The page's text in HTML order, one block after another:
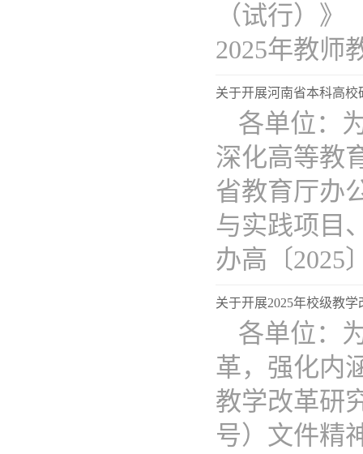
（试行）
2025年教师
关于开展河南省本科高
各单位：
深化高等教
省教育厅办
与实践项目
办高〔2025
关于开展2025年校级教
各单位：
革，强化内
教学改革研
号）文件精